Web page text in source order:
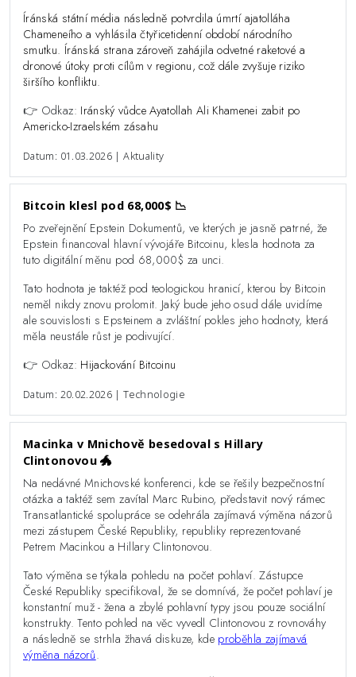
Íránská státní média následně potvrdila úmrtí ajatolláha
Chameneího a vyhlásila čtyřicetidenní období národního
smutku. Íránská strana zároveň zahájila odvetné raketové a
dronové útoky proti cílům v regionu, což dále zvyšuje riziko
širšího konfliktu.
👉 Odkaz: Iránský vůdce Ayatollah Ali Khamenei zabit po
Americko-Izraelském zásahu
Datum: 01.03.2026 | Aktuality
Bitcoin klesl pod 68,000$ 📉
Po zveřejnění Epstein Dokumentů, ve kterých je jasně patrné, že
Epstein financoval hlavní vývojáře Bitcoinu, klesla hodnota za
tuto digitální měnu pod 68,000$ za unci.
Tato hodnota je taktéž pod teologickou hranicí, kterou by Bitcoin
neměl nikdy znovu prolomit. Jaký bude jeho osud dále uvidíme
ale souvislosti s Epsteinem a zvláštní pokles jeho hodnoty, která
měla neustále růst je podivující.
👉 Odkaz: Hijackování Bitcoinu
Datum: 20.02.2026 | Technologie
Macinka v Mnichově besedoval s Hillary
Clintonovou 🐲
Na nedávné Mnichovské konferenci, kde se řešily bezpečnostní
otázka a taktéž sem zavítal Marc Rubino, představit nový rámec
Transatlantické spolupráce se odehrála zajímavá výměna názorů
mezi zástupem České Republiky, republiky reprezentované
Petrem Macinkou a Hillary Clintonovou.
Tato výměna se týkala pohledu na počet pohlaví. Zástupce
České Republiky specifikoval, že se domnívá, že počet pohlaví je
konstantní muž - žena a zbylé pohlavní typy jsou pouze sociální
konstrukty. Tento pohled na věc vyvedl Clintonovou z rovnováhy
a následně se strhla žhavá diskuze, kde proběhla zajímavá
výměna názorů.